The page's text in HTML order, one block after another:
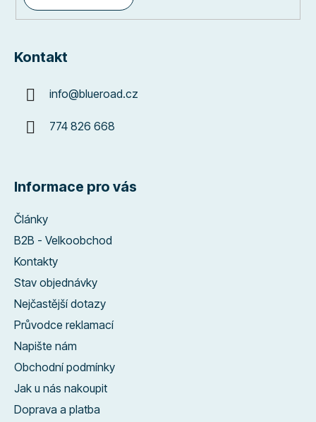
Kontakt
info@blueroad.cz
774 826 668
Informace pro vás
Články
B2B - Velkoobchod
Kontakty
Stav objednávky
Nejčastější dotazy
Průvodce reklamací
Napište nám
Obchodní podmínky
Jak u nás nakoupit
Doprava a platba